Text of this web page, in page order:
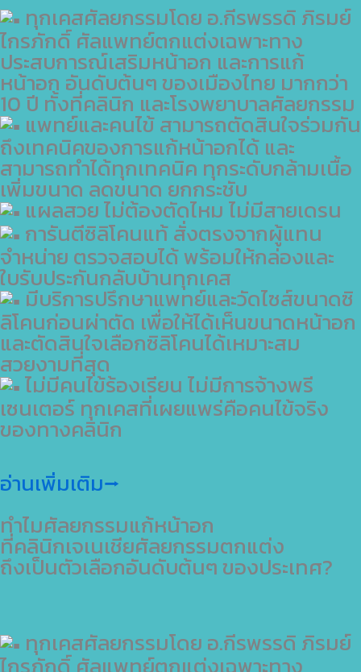
ทุกเคสศัลยกรรมโดย อ.กีรพรรดิ ภิรมย์
ไกรภักดิ์ ศัลแพทย์ตกแต่งเฉพาะทาง
ประสบการณ์เสริมหน้าอก และการแก้
หน้าอก อันดับต้นๆ ของเมืองไทย มากกว่า
10 ปี ทั้งที่คลินิก และโรงพยาบาลศัลยกรรม
แพทย์และคนไข้ สามารถตัดสินใจร่วมกัน
ถึงเทคนิคของการแก้หน้าอกได้ และ
สามารถทำได้ทุกเทคนิค ทุกระดับกล้ามเนื้อ
เพิ่มขนาด ลดขนาด ยกกระชับ
แผลสวย ไม่ต้องตัดไหม ไม่มีสายเดรน
การันตีซิลิโคนแท้ สั่งตรงจากผู้แทน
จำหน่าย ตรวจสอบได้ พร้อมให้กล่องและ
ใบรับประกันกลับบ้านทุกเคส
มีบริการปรึกษาแพทย์และวัดไซส์ขนาดซิ
ลิโคนก่อนผ่าตัด เพื่อให้ได้เห็นขนาดหน้าอก
และตัดสินใจเลือกซิลิโคนได้เหมาะสม
สวยงามที่สุด
ไม่มีคนไข้ร้องเรียน ไม่มีการจ้างพรี
เซนเตอร์ ทุกเคสที่เผยแพร่คือคนไข้จริง
ของทางคลินิก
อ่านเพิ่มเติม⭢
ทำไมศัลยกรรมแก้หน้าอก
ที่คลินิกเจเนเชียศัลยกรรมตกแต่ง
ถึงเป็นตัวเลือกอันดับต้นๆ ของประเทศ?
ทุกเคสศัลยกรรมโดย อ.กีรพรรดิ ภิรมย์